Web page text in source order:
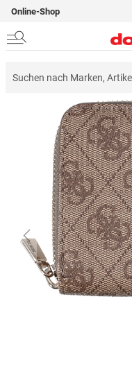
Online-Shop
Bildergalerie